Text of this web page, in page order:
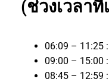
(ช่วงเวลา
06:09 –
09:00 –
08:45 – 12:59